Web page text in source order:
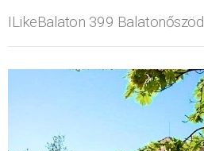
ILikeBalaton 399 Balatonőszöd